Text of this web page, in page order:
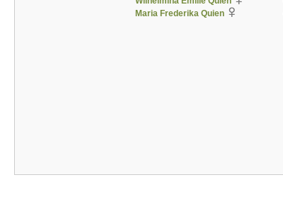
Maria Frederika Quien